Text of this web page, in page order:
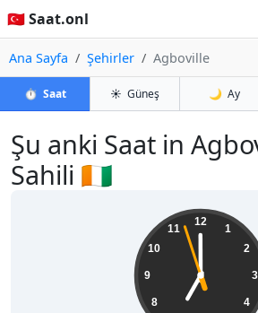
🇹🇷 Saat.onl
Ana Sayfa Şehirler Agboville
⏱️ Saat ☀️ Güneş 🌙 Ay
Şu anki Saat in
Sahili 🇨🇮
12
1
2
3
4
8
9
10
11